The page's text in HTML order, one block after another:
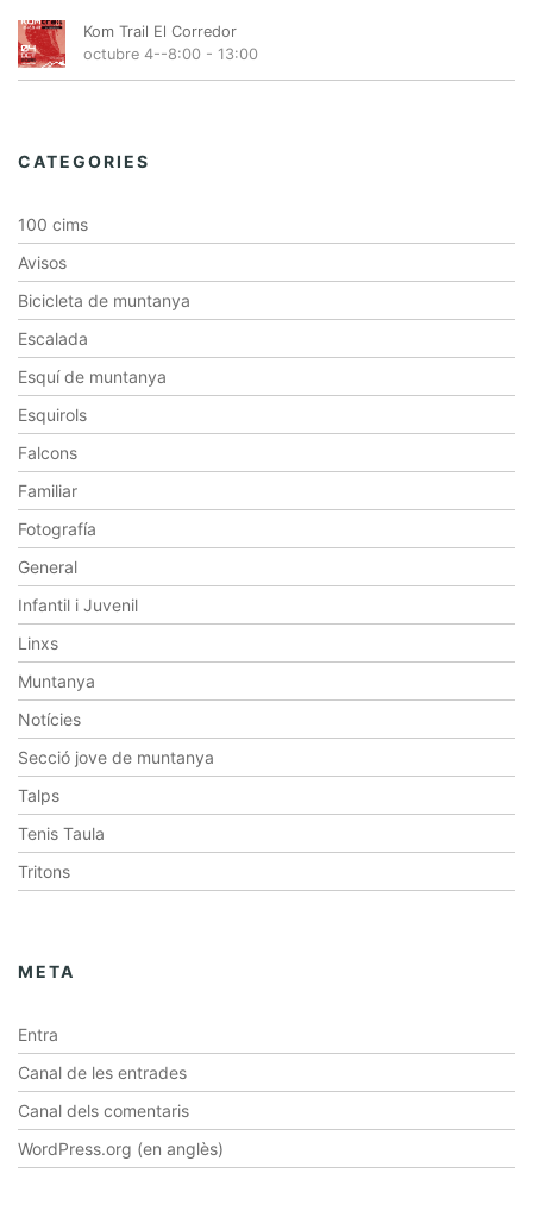
Kom Trail El Corredor
octubre 4--8:00 - 13:00
CATEGORIES
100 cims
Avisos
Bicicleta de muntanya
Escalada
Esquí de muntanya
Esquirols
Falcons
Familiar
Fotografía
General
Infantil i Juvenil
Linxs
Muntanya
Notícies
Secció jove de muntanya
Talps
Tenis Taula
Tritons
META
Entra
Canal de les entrades
Canal dels comentaris
WordPress.org (en anglès)